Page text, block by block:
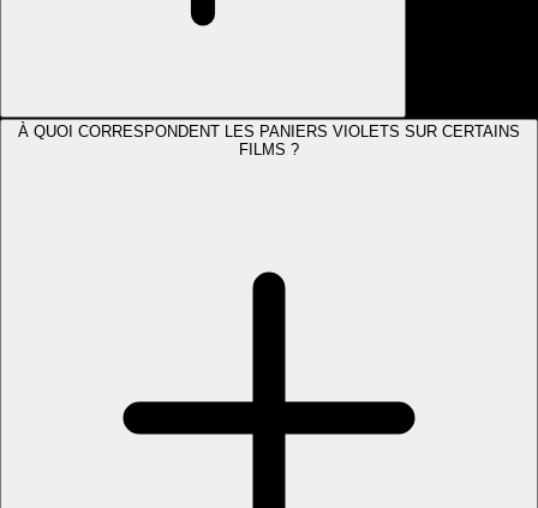
À QUOI CORRESPONDENT LES PANIERS VIOLETS SUR CERTAINS
FILMS ?